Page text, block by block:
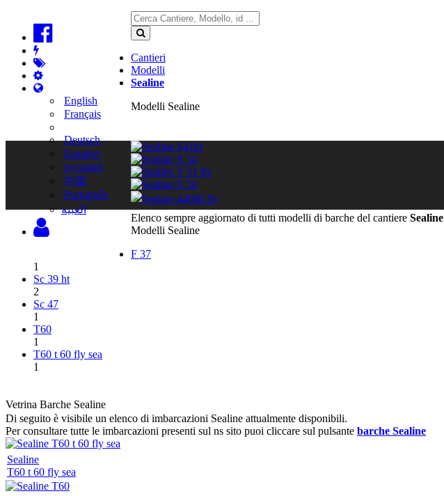
English
Français
Deutsch
Español
русский
中国
Português
‫العبية
Cantieri
Modelli
Sealine
Modelli Sealine
Elenco sempre aggiornato di tutti modelli di barche del cantiere Sealine
Modelli Sealine
F 37
1
Sc 39 ht
2
Sc 47
1
T60
1
T60 t 60 fly sea
1
Vetrina Barche Sealine
Di seguito è visibile un elenco di imbarcazioni Sealine attualmente disponibili.
Per consultare tutte le imbarcazioni presenti sul ns sito puoi cliccare sul pulsante barche Sealine
Sealine
T60 t 60 fly sea